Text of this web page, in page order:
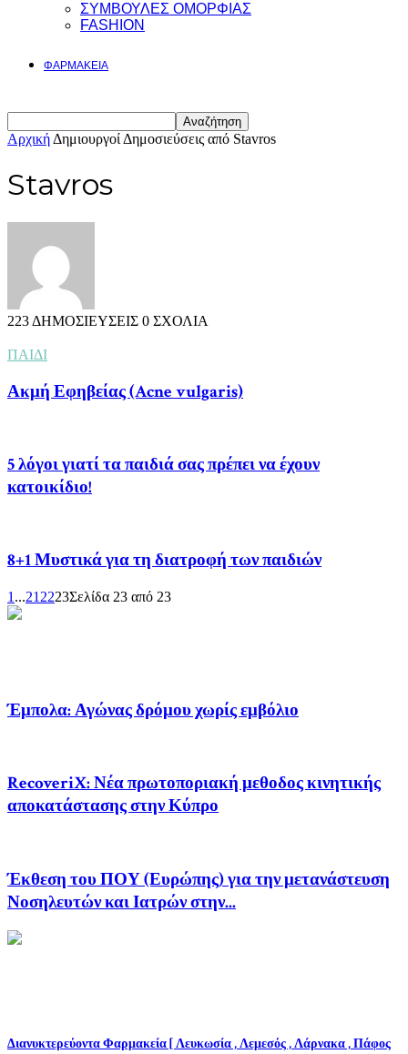
ΣΥΜΒΟΥΛΕΣ ΟΜΟΡΦΙΑΣ
FASHION
ΦΑΡΜΑΚΕΙΑ
Αρχική Δημιουργοί Δημοσιεύσεις από Stavros
Stavros
223 ΔΗΜΟΣΙΕΥΣΕΙΣ 0 ΣΧΟΛΙΑ
ΠΑΙΔΙ
Ακμή Εφηβείας (Acne vulgaris)
5 λόγοι γιατί τα παιδιά σας πρέπει να έχουν
κατοικίδιο!
8+1 Μυστικά για τη διατροφή των παιδιών
1 ...21 2223Σελίδα 23 από 23
Έμπολα: Αγώνας δρόμου χωρίς εμβόλιο
RecoveriX: Νέα πρωτοποριακή μεθοδος κινητικής
αποκατάστασης στην Κύπρο
Έκθεση του ΠΟΥ (Ευρώπης) για την μετανάστευση
Νοσηλευτών και Ιατρών στην...
Διανυκτερεύοντα Φαρμακεία [ Λευκωσία , Λεμεσός , Λάρνακα , Πάφος